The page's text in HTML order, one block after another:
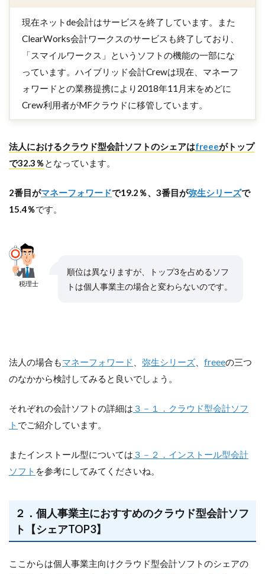
現在ネットde会計はサービスを終了しています。また
ClearWorks会計ワークスのサービスも終了しており、
「スマイルワークス」というソフトの機能の一部にな
っています。ハイブリッド会計Crewは現在、マネーフ
ォワードとの業務提携により2018年11月末をめどに
Crew利用者がMFクラウドに移管しています。
法人におけるクラウド型会計ソフトのシェアはfreeeがトップ
で32.3％となっています。
2番目がマネーフォワードで19.2％、3番目が弥生シリーズで
15.4％です。
税理士
順位は異なりますが、トップ3を占めるソフ
トは個人事業主の場合と変わらないのです。
法人の場合もマネーフォワード 弥生シリーズ freeeの三つ
のなかから検討してみると良いでしょう。
それぞれの会計ソフトの詳細は ３－１．クラウド型会計ソフ
ト でご紹介しています。
またインストール型については ３－２．インストール型会計
ソフト を参考にしてみてくださいね。
２．個人事業主におすすめのクラウド型会計ソフ
ト【シェアTOP3】
ここからは個人事業主向けクラウド型会計ソフトのシェアの